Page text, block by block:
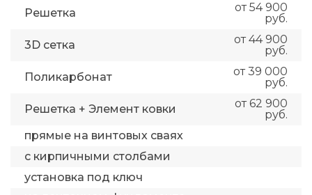
Решетка
от 54 900
руб.
3D сетка
от 44 900
руб.
Поликарбонат
от 39 000
руб.
Решетка + Элемент ковки
от 62 900
руб.
прямые на винтовых сваях
с кирпичными столбами
установка под ключ